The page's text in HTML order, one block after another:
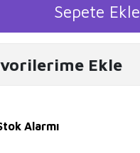
Sepete Ekle
Ekle
Alarmı